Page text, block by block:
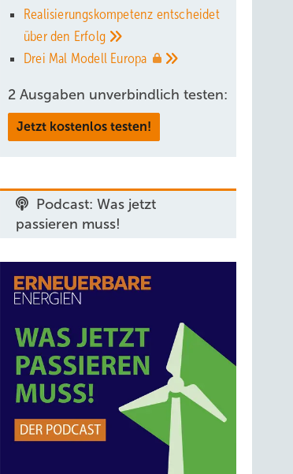
Realisierungskompetenz entscheidet
über den Erfolg
Drei Mal Modell Europa
2 Ausgaben unverbindlich testen:
Jetzt kostenlos testen!
Podcast: Was jetzt
passieren muss!